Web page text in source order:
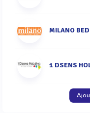
MILANO
1 DSENS